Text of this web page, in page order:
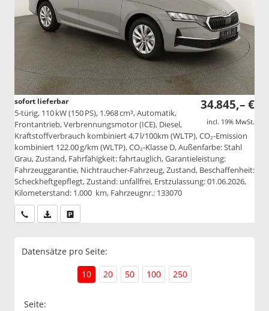
34.845,– €
incl. 19% MwSt.
sofort lieferbar
5-türig, 110 kW (150 PS), 1.968 cm³, Automatik,
Frontantrieb, Verbrennungsmotor (ICE), Diesel,
Kraftstoffverbrauch kombiniert 4,7 l/100km (WLTP), CO₂-Emission
kombiniert 122.00 g/km (WLTP), CO₂-Klasse D, Außenfarbe: Stahl
Grau, Zustand, Fahrfähigkeit: fahrtauglich, Garantieleistung:
Fahrzeuggarantie, Nichtraucher-Fahrzeug, Zustand, Beschaffenheit:
Scheckheftgepflegt, Zustand: unfallfrei, Erstzulassung: 01.06.2026,
Kilometerstand: 1.000 km, Fahrzeugnr.: 133070
Wir rufen Sie anPDF-Datei, Fahrzeugexposé drucken
Datensätze pro Seite:
10
20 50 100 250
Seite: